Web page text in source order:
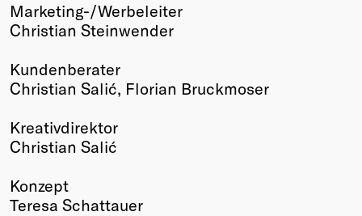
Marketing-/Werbeleiter
Christian Steinwender
Kundenberater
Christian Salić, Florian Bruckmoser
Kreativdirektor
Christian Salić
Konzept
Teresa Schattauer